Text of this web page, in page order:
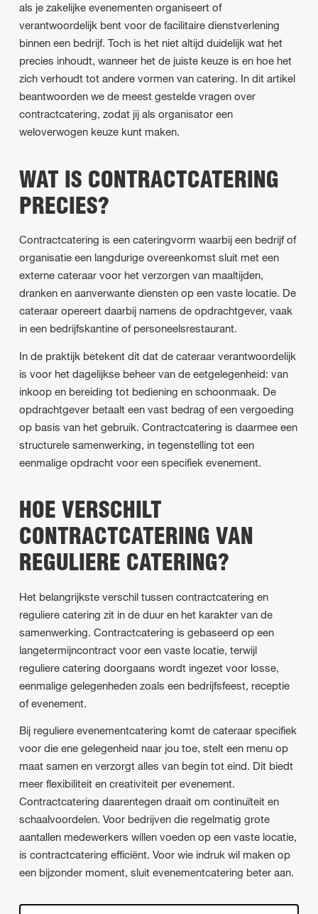
als je zakelijke evenementen organiseert of
verantwoordelijk bent voor de facilitaire dienstverlening
binnen een bedrijf. Toch is het niet altijd duidelijk wat het
precies inhoudt, wanneer het de juiste keuze is en hoe het
zich verhoudt tot andere vormen van catering. In dit artikel
beantwoorden we de meest gestelde vragen over
contractcatering, zodat jij als organisator een
weloverwogen keuze kunt maken.
WAT IS CONTRACTCATERING
PRECIES?
Contractcatering is een cateringvorm waarbij een bedrijf of
organisatie een langdurige overeenkomst sluit met een
externe cateraar voor het verzorgen van maaltijden,
dranken en aanverwante diensten op een vaste locatie. De
cateraar opereert daarbij namens de opdrachtgever, vaak
in een bedrijfskantine of personeelsrestaurant.
In de praktijk betekent dit dat de cateraar verantwoordelijk
is voor het dagelijkse beheer van de eetgelegenheid: van
inkoop en bereiding tot bediening en schoonmaak. De
opdrachtgever betaalt een vast bedrag of een vergoeding
op basis van het gebruik. Contractcatering is daarmee een
structurele samenwerking, in tegenstelling tot een
eenmalige opdracht voor een specifiek evenement.
HOE VERSCHILT
CONTRACTCATERING VAN
REGULIERE CATERING?
Het belangrijkste verschil tussen contractcatering en
reguliere catering zit in de duur en het karakter van de
samenwerking. Contractcatering is gebaseerd op een
langetermijncontract voor een vaste locatie, terwijl
reguliere catering doorgaans wordt ingezet voor losse,
eenmalige gelegenheden zoals een bedrijfsfeest, receptie
of evenement.
Bij reguliere evenementcatering komt de cateraar specifiek
voor die ene gelegenheid naar jou toe, stelt een menu op
maat samen en verzorgt alles van begin tot eind. Dit biedt
meer flexibiliteit en creativiteit per evenement.
Contractcatering daarentegen draait om continuïteit en
schaalvoordelen. Voor bedrijven die regelmatig grote
aantallen medewerkers willen voeden op een vaste locatie,
is contractcatering efficiënt. Voor wie indruk wil maken op
een bijzonder moment, sluit evenementcatering beter aan.